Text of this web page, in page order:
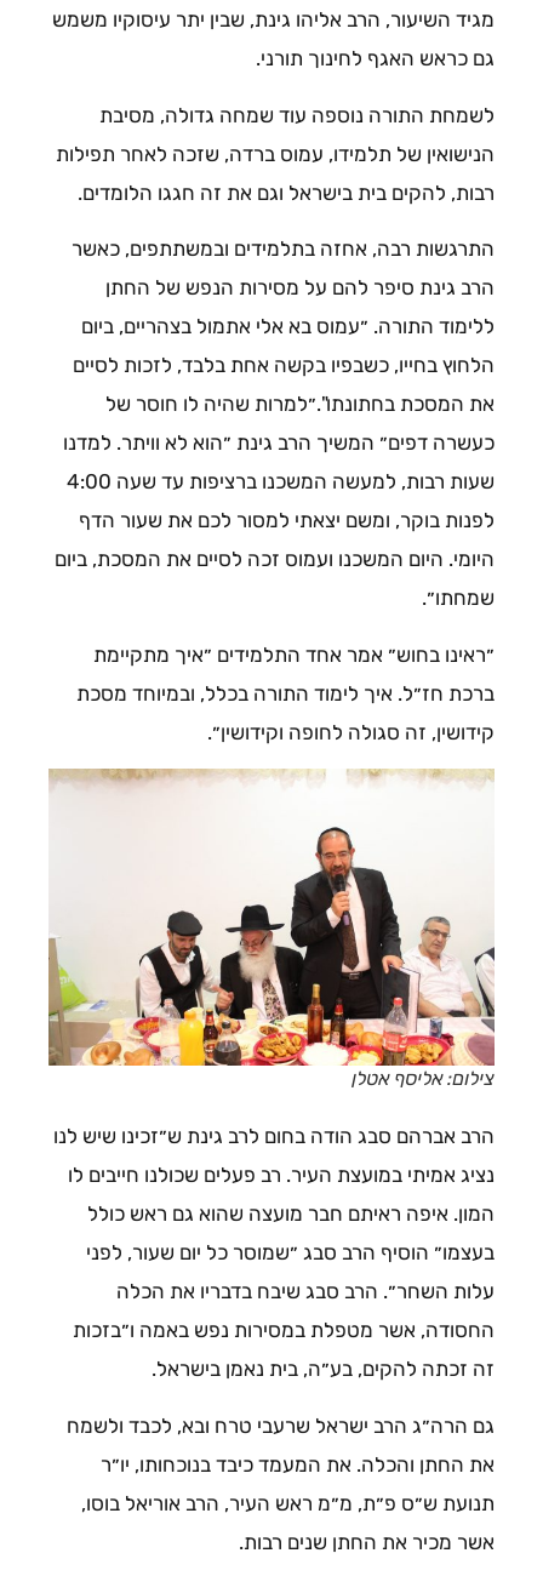
מגיד השיעור, הרב אליהו גינת, שבין יתר עיסוקיו משמש
גם כראש האגף לחינוך תורני.
לשמחת התורה נוספה עוד שמחה גדולה, מסיבת
הנישואין של תלמידו, עמוס ברדה, שזכה לאחר תפילות
רבות, להקים בית בישראל וגם את זה חגגו הלומדים.
התרגשות רבה, אחזה בתלמידים ובמשתתפים, כאשר
הרב גינת סיפר להם על מסירות הנפש של החתן
ללימוד התורה. ״עמוס בא אלי אתמול בצהריים, ביום
הלחוץ בחייו, כשבפיו בקשה אחת בלבד, לזכות לסיים
את המסכת בחתונתו".״למרות שהיה לו חוסר של
כעשרה דפים״ המשיך הרב גינת ״הוא לא וויתר. למדנו
שעות רבות, למעשה המשכנו ברציפות עד שעה 4:00
לפנות בוקר, ומשם יצאתי למסור לכם את שעור הדף
היומי. היום המשכנו ועמוס זכה לסיים את המסכת, ביום
שמחתו״.
״ראינו בחוש״ אמר אחד התלמידים ״איך מתקיימת
ברכת חז״ל. איך לימוד התורה בכלל, ובמיוחד מסכת
קידושין, זה סגולה לחופה וקידושין״.
צילום: אליסף אטלן
הרב אברהם סבג הודה בחום לרב גינת ש״זכינו שיש לנו
נציג אמיתי במועצת העיר. רב פעלים שכולנו חייבים לו
המון. איפה ראיתם חבר מועצה שהוא גם ראש כולל
בעצמו״ הוסיף הרב סבג ״שמוסר כל יום שעור, לפני
עלות השחר״. הרב סבג שיבח בדבריו את הכלה
החסודה, אשר מטפלת במסירות נפש באמה ו״בזכות
זה זכתה להקים, בע״ה, בית נאמן בישראל.
גם הרה״ג הרב ישראל שרעבי טרח ובא, לכבד ולשמח
את החתן והכלה. את המעמד כיבד בנוכחותו, יו״ר
תנועת ש״ס פ״ת, מ״מ ראש העיר, הרב אוריאל בוסו,
אשר מכיר את החתן שנים רבות.